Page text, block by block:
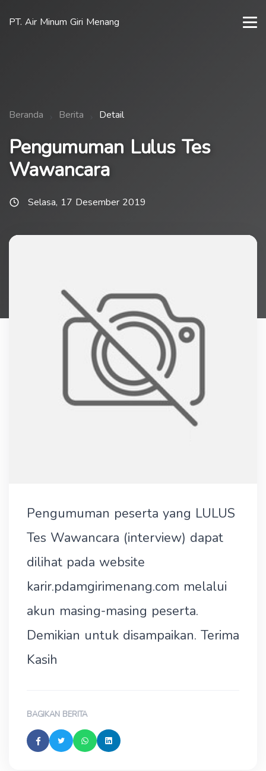
PT. Air Minum Giri Menang
Beranda Berita Detail
Pengumuman Lulus Tes
Wawancara
Selasa, 17 Desember 2019
Pengumuman peserta yang LULUS
Tes Wawancara (interview) dapat
dilihat pada website
karir.pdamgirimenang.com melalui
akun masing-masing peserta.
Demikian untuk disampaikan. Terima
Kasih
BAGIKAN BERITA